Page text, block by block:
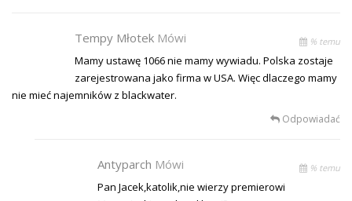
Tempy Młotek Mówi % temu
Mamy ustawę 1066 nie mamy wywiadu. Polska zostaje
zarejestrowana jako firma w USA. Więc dlaczego mamy
nie mieć najemników z blackwater.
Odpowiadać
Antyparch Mówi % temu
Pan Jacek,katolik,nie wierzy premierowi